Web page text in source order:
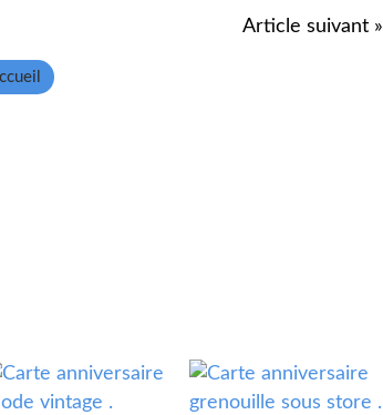
Article suivant »